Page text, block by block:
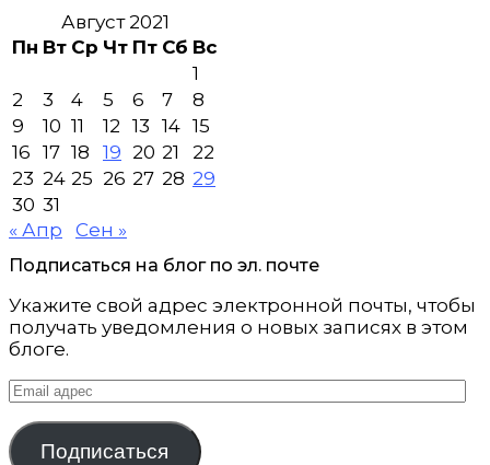
Август 2021
Пн Вт Ср Чт Пт Сб Вс
1
2
3 4 5 6 7
8
9
10 11 12 13 14 15
16 17 18 19 20 21
22
23 24 25 26 27 28 29
30 31
« Апр
Сен »
Подписаться на блог по эл. почте
Укажите свой адрес электронной почты, чтобы
получать уведомления о новых записях в этом
блоге.
Email
Подписаться